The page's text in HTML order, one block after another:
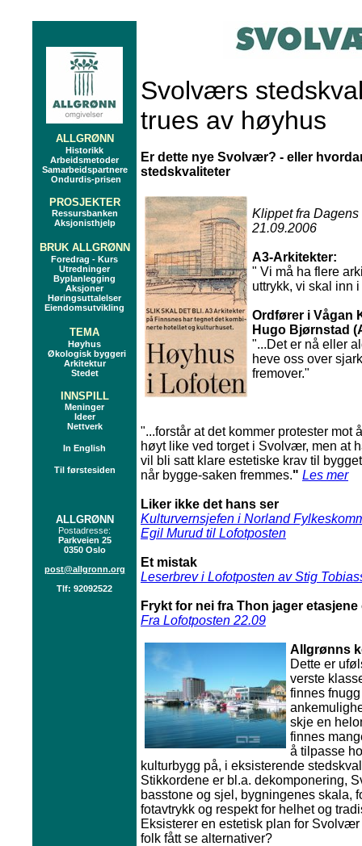
ALLGRØNN
Historikk
Arbeidsmetoder
Samarbeidspartnere
Ondurdis-prisen
PROSJEKTER
Ressursbanken
Aksjonisthjelp
BRUK ALLGRØNN
Foredrag - Kurs
Utredninger
Byplanlegging
Aksjoner
Høringsuttalelser
Eiendomsutvikling
TEMA
Høyhus
Økologisk byggeri
Arkitektur
Stedet
INNSPILL
Meninger
Ideer
Nettverk
In English
Til førstesiden
ALLGRØNN
Postadresse:
Parkveien 25
0350 Oslo
post@allgronn.org
Tlf: 92092522
Svolværs
trues av høyhus
Er dette nye Svolvær? - eller
stedskvaliteter
Klippet fra
21.09.2006
A3-Arkitekter:
" Vi må ha flere
uttrykk, vi skal inn
Ordfører i Vågan
Hugo Bjørnstad
"...Det er nå eller
heve oss over
fremover."
"...forstår at det kommer protester mot
høyt like ved torget i Svolvær, men at
vil bli satt klare estetiske krav til
når bygge-saken fremmes." Les mer
Liker ikke det hans ser
Kulturvernsjefen i Norland
Egil Murud til Lofotposten
Et mistak
Leserbrev i Lofotposten av Stig
Frykt for nei fra Thon jager
Fra Lofotposten 22.09
Allgrønns
Dette er
verste
finnes
skje en
finnes
å tilpasse
kulturbygg på, i eksisterende
Stikkordene er bl.a. dekomponering,
basstone og sjel, bygningenes skala,
fotavtrykk og respekt for helhet og
Eksisterer en estetisk plan for
folk fått se alternativer?